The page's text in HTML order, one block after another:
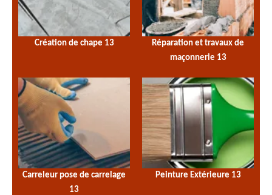
Création de chape 13
Réparation et travaux de
maçonnerie 13
Carreleur pose de carrelage
13
Peinture Extérieure 13